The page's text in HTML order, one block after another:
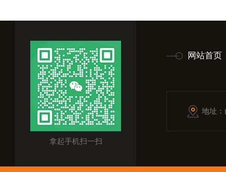
拿起手机扫一扫
网站首页
地址